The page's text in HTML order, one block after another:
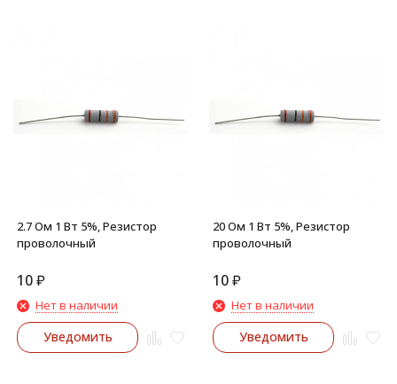
2.7 Ом 1 Вт 5%, Резистор
проволочный
10₽
Нет в наличии
Уведомить
20 Ом 1 Вт 5%, Резистор
проволочный
10₽
Нет в наличии
Уведомить